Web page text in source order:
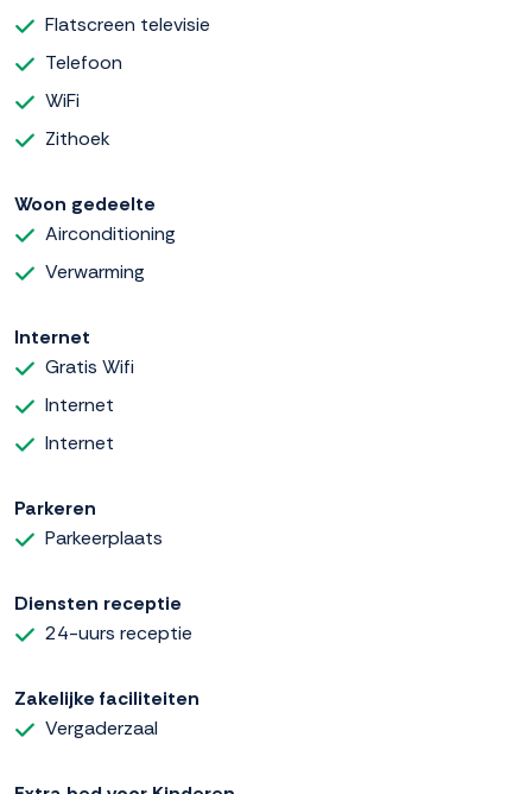
Flatscreen televisie
Telefoon
WiFi
Zithoek
Woon gedeelte
Airconditioning
Verwarming
Internet
Gratis Wifi
Internet
Internet
Parkeren
Parkeerplaats
Diensten receptie
24-uurs receptie
Zakelijke faciliteiten
Vergaderzaal